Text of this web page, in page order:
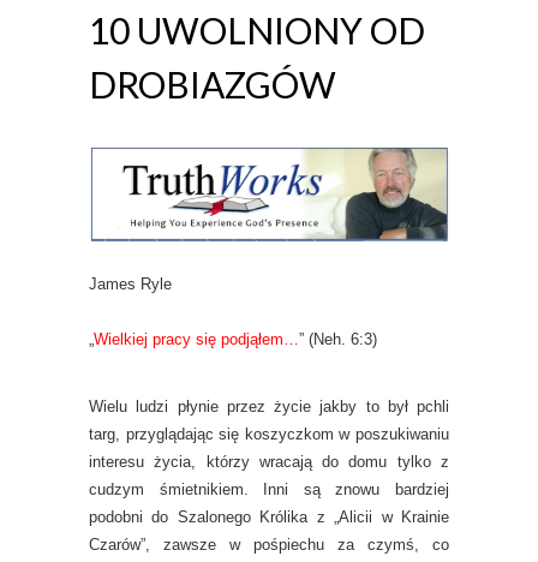
10 UWOLNIONY OD
DROBIAZGÓW
James Ryle
„Wielkiej pracy się podjąłem…” (Neh. 6:3)
Wielu ludzi płynie przez życie jakby to był pchli
targ, przyglądając się koszyczkom w poszukiwaniu
interesu życia, którzy wracają do domu tylko z
cudzym śmietnikiem. Inni są znowu bardziej
podobni do Szalonego Królika z „Alicii w Krainie
Czarów”, zawsze w pośpiechu za czymś, co